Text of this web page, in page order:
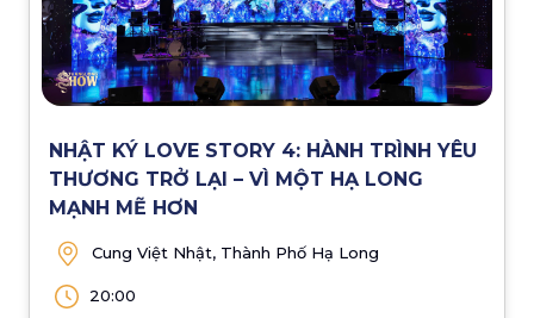
NHẬT KÝ LOVE STORY 4: HÀNH TRÌNH YÊU
THƯƠNG TRỞ LẠI – VÌ MỘT HẠ LONG
MẠNH MẼ HƠN
Cung Việt Nhật, Thành Phố Hạ Long
20:00